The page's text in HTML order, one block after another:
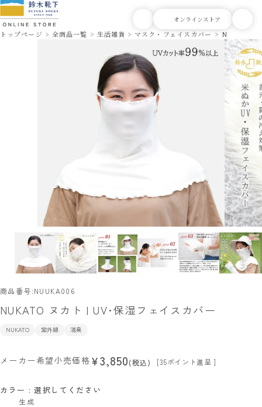
トップページ 全商品一覧 生活雑貨 マスク・フェイスカバー NUKATO
商品番号 NUUKA006
NUKATO ヌカト | UV･保湿フェイスカバー
NUKATO 紫外線 消臭
メーカー希望小売価格 ¥3,850 税込 [35ポイント進呈 ]
カラー 選択してください
生成